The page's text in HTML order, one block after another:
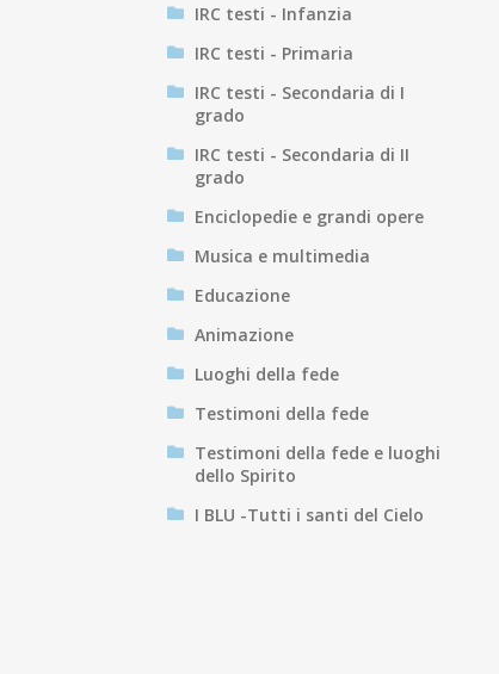
IRC testi - Infanzia
IRC testi - Primaria
IRC testi - Secondaria di I
grado
IRC testi - Secondaria di II
grado
Enciclopedie e grandi opere
Musica e multimedia
Educazione
Animazione
Luoghi della fede
Testimoni della fede
Testimoni della fede e luoghi
dello Spirito
I BLU -Tutti i santi del Cielo